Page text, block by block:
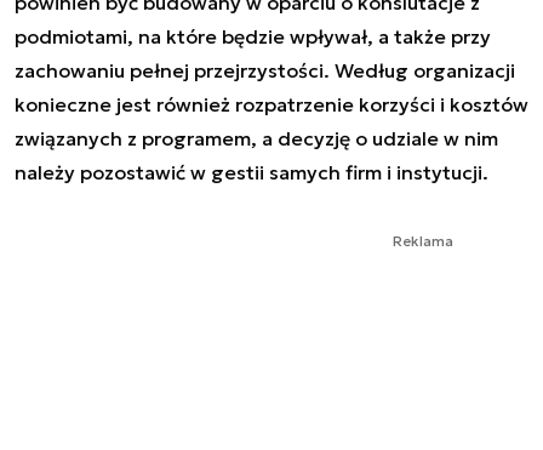
podmiotami, na które będzie wpływał, a także przy
zachowaniu pełnej przejrzystości. Według organizacji
konieczne jest również rozpatrzenie korzyści i kosztów
związanych z programem, a decyzję o udziale w nim
należy pozostawić w gestii samych firm i instytucji.
Reklama